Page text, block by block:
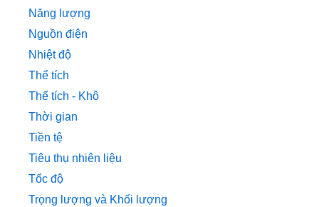
Năng lượng
Nguồn điện
Nhiệt độ
Thể tích
Thể tích - Khô
Thời gian
Tiền tệ
Tiêu thụ nhiên liệu
Tốc độ
Trọng lượng và Khối lượng